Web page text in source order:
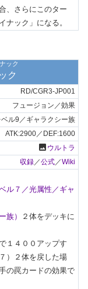
、さらにこのター
ナック」になる。
ック
ク
RD/CGR3-JP001
フュージョン／効果
ル9／ギャラクシー族
ATK:2900／DEF:1600
photo ウルトラ
収録 ／公式 ／Wiki
ル７／光属性／ギャ
族）
２体をデッキに
１４００アップす
）２体を戻した場
の罠カードの効果で